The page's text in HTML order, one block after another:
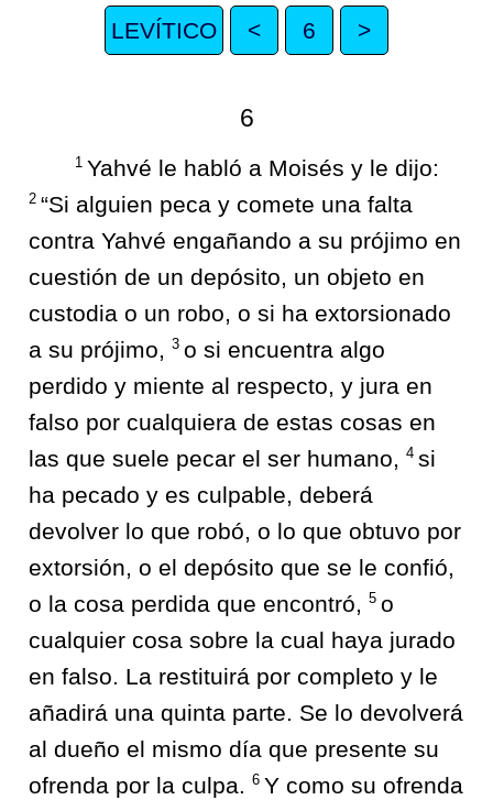
LEVÍTICO < 6 >
6
1 Yahvé le habló a Moisés y le dijo:
2 “Si alguien peca y comete una falta
contra Yahvé engañando a su prójimo en
cuestión de un depósito, un objeto en
custodia o un robo, o si ha extorsionado
a su prójimo, 3 o si encuentra algo
perdido y miente al respecto, y jura en
falso por cualquiera de estas cosas en
las que suele pecar el ser humano, 4 si
ha pecado y es culpable, deberá
devolver lo que robó, o lo que obtuvo por
extorsión, o el depósito que se le confió,
o la cosa perdida que encontró, 5 o
cualquier cosa sobre la cual haya jurado
en falso. La restituirá por completo y le
añadirá una quinta parte. Se lo devolverá
al dueño el mismo día que presente su
ofrenda por la culpa. 6 Y como su ofrenda